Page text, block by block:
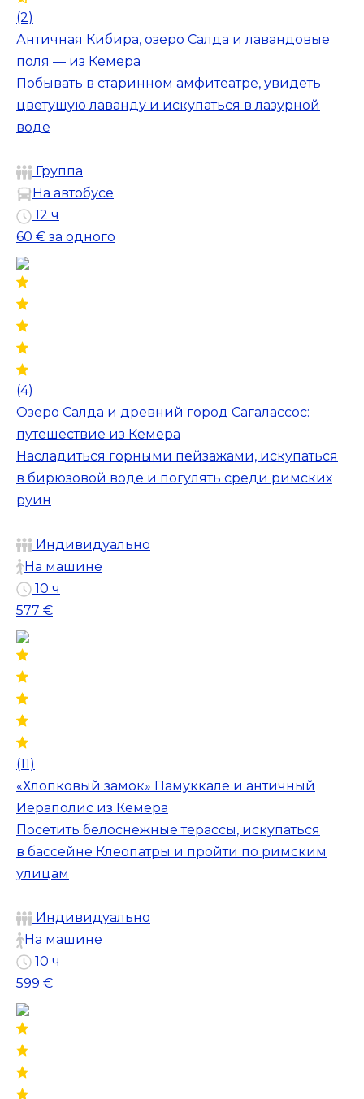
(2)
Античная Кибира, озеро Салда и лавандовые
поля — из Кемера
Побывать в старинном амфитеатре, увидеть
цветущую лаванду и искупаться в лазурной
воде
Группа
На автобусе
12 ч
60 € за одного
(4)
Озеро Салда и древний город Сагалассос:
путешествие из Кемера
Насладиться горными пейзажами, искупаться
в бирюзовой воде и погулять среди римских
руин
Индивидуально
На машине
10 ч
577 €
(11)
«Хлопковый замок» Памуккале и античный
Иераполис из Кемера
Посетить белоснежные терассы, искупаться
в бассейне Клеопатры и пройти по римским
улицам
Индивидуально
На машине
10 ч
599 €